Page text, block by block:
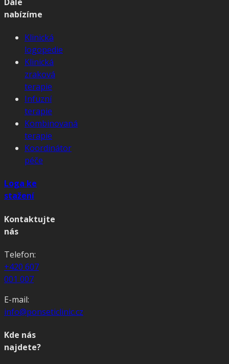
nabízíme
Klinická
logopedie
Klinická
zraková
terapie
Infuzní
terapie
Kombinovaná
terapie
Koordinátor
péče
Loga ke
stažení
Kontaktujte
nás
Telefon:
+420 607
001 007
E-mail:
info@ponseticlinic.cz
Kde nás
najdete?